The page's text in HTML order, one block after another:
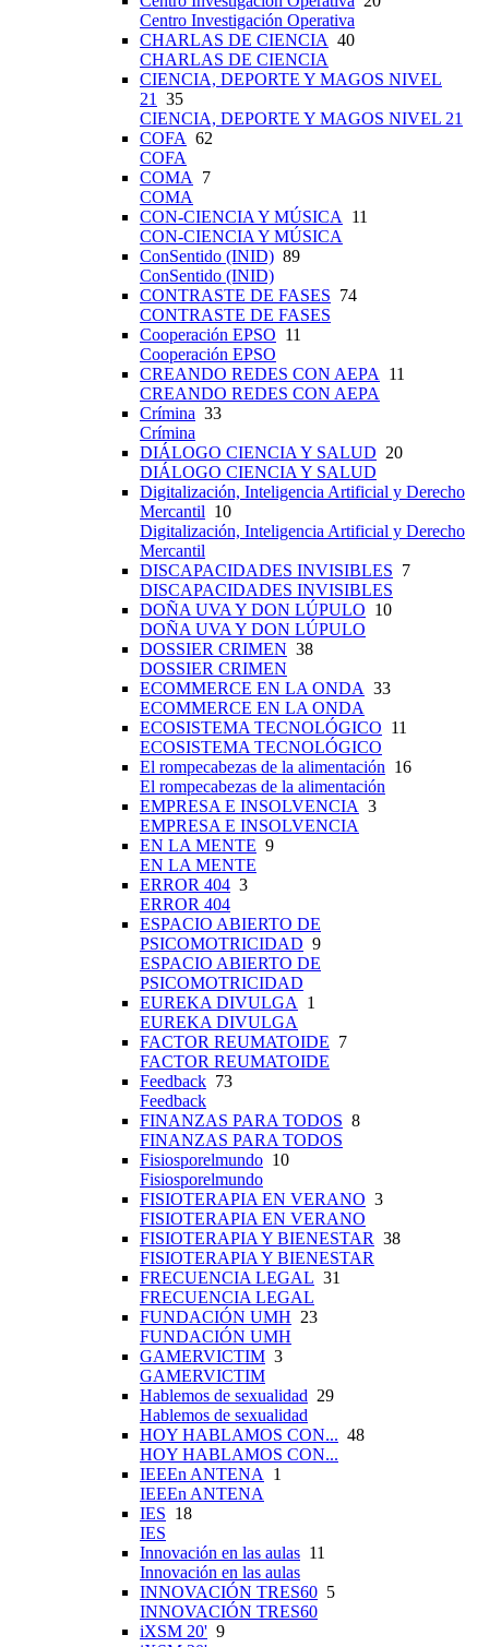
Centro Investigación Operativa
CHARLAS DE CIENCIA 40
CHARLAS DE CIENCIA
CIENCIA, DEPORTE Y MAGOS NIVEL
21
35
CIENCIA, DEPORTE Y MAGOS NIVEL 21
COFA 62
COFA
COMA
7
COMA
CON-CIENCIA Y MÚSICA
11
CON-CIENCIA Y MÚSICA
ConSentido (INID) 89
ConSentido (INID)
CONTRASTE DE FASES 74
CONTRASTE DE FASES
Cooperación EPSO 11
Cooperación EPSO
CREANDO REDES CON AEPA
11
CREANDO REDES CON AEPA
Crímina 33
Crímina
DIÁLOGO CIENCIA Y SALUD 20
DIÁLOGO CIENCIA Y SALUD
Digitalización, Inteligencia Artificial y Derecho
Mercantil 10
Digitalización, Inteligencia Artificial y Derecho
Mercantil
DISCAPACIDADES INVISIBLES 7
DISCAPACIDADES INVISIBLES
DOÑA UVA Y DON LÚPULO 10
DOÑA UVA Y DON LÚPULO
DOSSIER CRIMEN 38
DOSSIER CRIMEN
ECOMMERCE EN LA ONDA 33
ECOMMERCE EN LA ONDA
ECOSISTEMA TECNOLÓGICO 11
ECOSISTEMA TECNOLÓGICO
El rompecabezas de la alimentación 16
El rompecabezas de la alimentación
EMPRESA E INSOLVENCIA 3
EMPRESA E INSOLVENCIA
EN LA MENTE 9
EN LA MENTE
ERROR 404 3
ERROR 404
ESPACIO ABIERTO DE
PSICOMOTRICIDAD 9
ESPACIO ABIERTO DE
PSICOMOTRICIDAD
EUREKA DIVULGA
1
EUREKA DIVULGA
FACTOR REUMATOIDE 7
FACTOR REUMATOIDE
Feedback 73
Feedback
FINANZAS PARA TODOS 8
FINANZAS PARA TODOS
Fisiosporelmundo 10
Fisiosporelmundo
FISIOTERAPIA EN VERANO 3
FISIOTERAPIA EN VERANO
FISIOTERAPIA Y BIENESTAR 38
FISIOTERAPIA Y BIENESTAR
FRECUENCIA LEGAL 31
FRECUENCIA LEGAL
FUNDACIÓN UMH 23
FUNDACIÓN UMH
GAMERVICTIM 3
GAMERVICTIM
Hablemos de sexualidad 29
Hablemos de sexualidad
HOY HABLAMOS CON... 48
HOY HABLAMOS CON...
IEEEn ANTENA
1
IEEEn ANTENA
IES 18
IES
Innovación en las aulas 11
Innovación en las aulas
INNOVACIÓN TRES60 5
INNOVACIÓN TRES60
iXSM 20' 9